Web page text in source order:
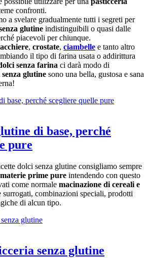
confronti.
a svelare gradualmente tutti i segreti per
glutine indistinguibili o quasi dalle
piacevoli per chiunque.
, crostate, ciambelle e tanto altro
il tipo di farina usata o addirittura
senza farina ci darà modo di
glutine sono una bella, gustosa e sana
di base, perché
pure
dolci senza glutine consigliamo sempre
prime pure intendendo con questo
come normale macinazione di cereali e
surrogati, combinazioni speciali, prodotti
di alcun tipo.
senza glutine